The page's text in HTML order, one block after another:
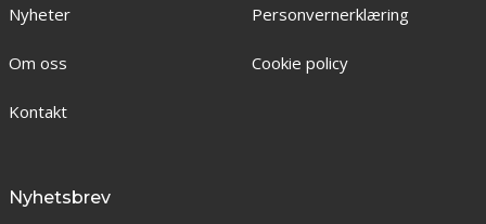
Nyheter
Om oss
Kontakt
Personvernerklæring
Cookie policy
Nyhetsbrev